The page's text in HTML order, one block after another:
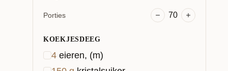
Porties 70
KOEKJESDEEG
4 eieren, (m)